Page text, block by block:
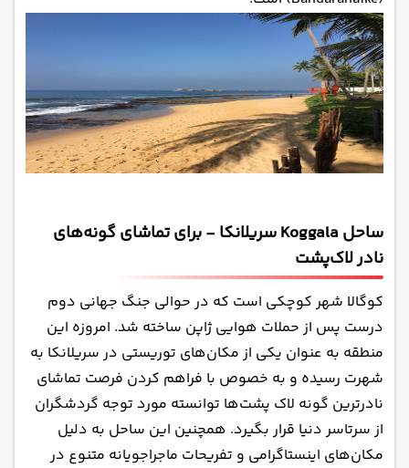
ساحل Koggala سریلانکا - برای تماشای گونه‌های
نادر لاک‌پشت
کوگالا شهر کوچکی است که در حوالی جنگ جهانی دوم
درست پس از حملات هوایی ژاپن ساخته شد. امروزه این
منطقه به عنوان یکی از مکان‌های توریستی در سریلانکا به
شهرت رسیده و به خصوص با فراهم کردن فرصت تماشای
نادرترین گونه لاک پشت‌ها توانسته مورد توجه گردشگران
از سرتاسر دنیا قرار بگیرد. همچنین این ساحل به دلیل
مکان‌های اینستاگرامی و تفریحات ماجراجویانه متنوع در